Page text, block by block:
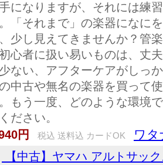
になりますが、それには練
「それまで」の楽器になに
少し見えてきませんか？管
心者に扱い易いものは、丈
ない、アフターケアがしっ
中古や無名の楽器を買って
もう一度、どのような環境
ださい。
円
税込 送料込 カードOK ワタ
【中古】ヤマハ アルトサッ